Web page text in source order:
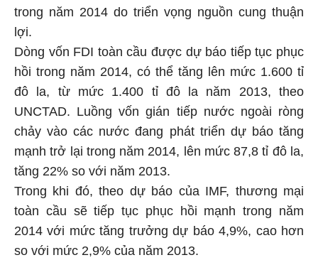
trong năm 2014 do triển vọng nguồn cung thuận
lợi.
Dòng vốn FDI toàn cầu được dự báo tiếp tục phục
hồi trong năm 2014, có thể tăng lên mức 1.600 tỉ
đô la, từ mức 1.400 tỉ đô la năm 2013, theo
UNCTAD. Luồng vốn gián tiếp nước ngoài ròng
chảy vào các nước đang phát triển dự báo tăng
mạnh trở lại trong năm 2014, lên mức 87,8 tỉ đô la,
tăng 22% so với năm 2013.
Trong khi đó, theo dự báo của IMF, thương mại
toàn cầu sẽ tiếp tục phục hồi mạnh trong năm
2014 với mức tăng trưởng dự báo 4,9%, cao hơn
so với mức 2,9% của năm 2013.